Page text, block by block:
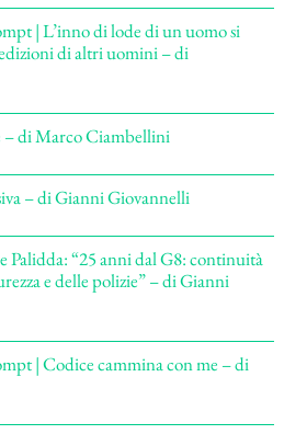
| L’inno di lode di un uomo si
di altri uomini – di
– di Marco Ciambellini
– di Gianni Giovannelli
Palidda: “25 anni dal G8: continuità
e delle polizie” – di Gianni
| Codice cammina con me – di